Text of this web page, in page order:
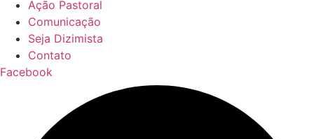
Ação Pastoral
Comunicação
Seja Dizimista
Contato
Facebook